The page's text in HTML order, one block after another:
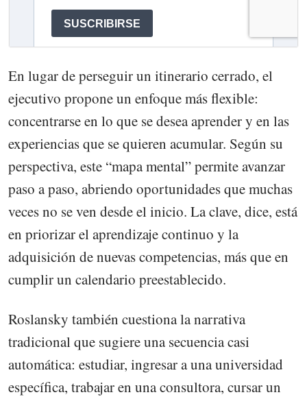
En lugar de perseguir un itinerario cerrado, el
ejecutivo propone un enfoque más flexible:
concentrarse en lo que se desea aprender y en las
experiencias que se quieren acumular. Según su
perspectiva, este “mapa mental” permite avanzar
paso a paso, abriendo oportunidades que muchas
veces no se ven desde el inicio. La clave, dice, está
en priorizar el aprendizaje continuo y la
adquisición de nuevas competencias, más que en
cumplir un calendario preestablecido.
Roslansky también cuestiona la narrativa
tradicional que sugiere una secuencia casi
automática: estudiar, ingresar a una universidad
específica, trabajar en una consultora, cursar un